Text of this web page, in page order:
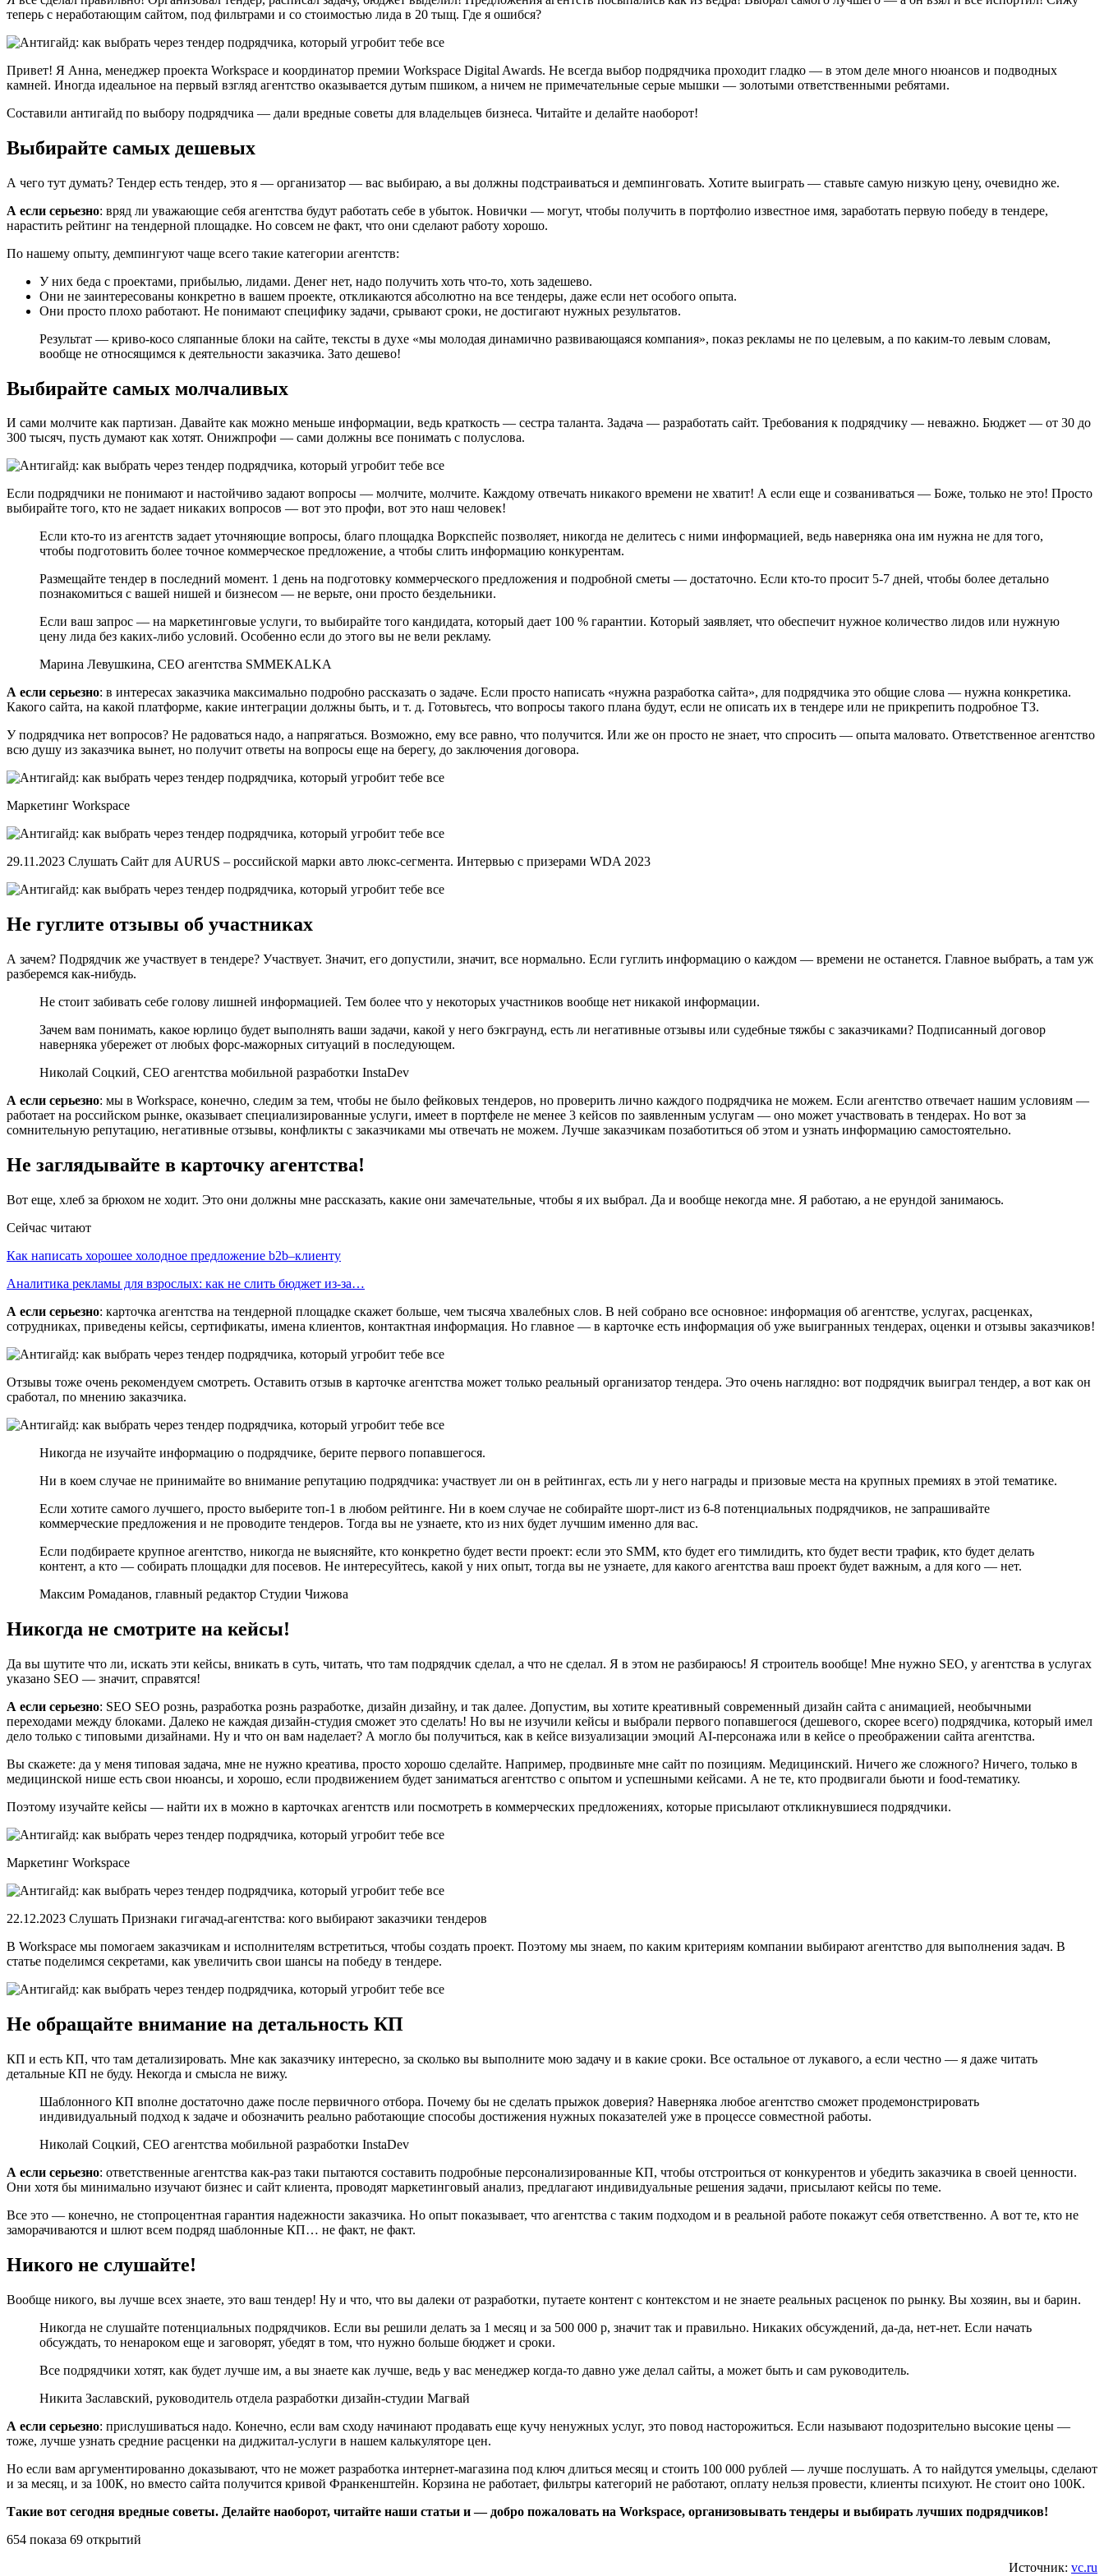
теперь с неработающим сайтом, под фильтрами и со стоимостью лида в 20 тыщ. Где я ошибся?
Привет! Я Анна, менеджер проекта Workspace и координатор премии Workspace Digital Awards. Не всегда выбор подрядчика проходит гладко — в этом деле много нюансов и подводных
камней. Иногда идеальное на первый взгляд агентство оказывается дутым пшиком, а ничем не примечательные серые мышки — золотыми ответственными ребятами.
Составили антигайд по выбору подрядчика — дали вредные советы для владельцев бизнеса. Читайте и делайте наоборот!
Выбирайте самых дешевых
А чего тут думать? Тендер есть тендер, это я — организатор — вас выбираю, а вы должны подстраиваться и демпинговать. Хотите выиграть — ставьте самую низкую цену, очевидно же.
А если серьезно: вряд ли уважающие себя агентства будут работать себе в убыток. Новички — могут, чтобы получить в портфолио известное имя, заработать первую победу в тендере,
нарастить рейтинг на тендерной площадке. Но совсем не факт, что они сделают работу хорошо.
По нашему опыту, демпингуют чаще всего такие категории агентств:
У них беда с проектами, прибылью, лидами. Денег нет, надо получить хоть что-то, хоть задешево.
Они не заинтересованы конкретно в вашем проекте, откликаются абсолютно на все тендеры, даже если нет особого опыта.
Они просто плохо работают. Не понимают специфику задачи, срывают сроки, не достигают нужных результатов.
Результат — криво-косо сляпанные блоки на сайте, тексты в духе «мы молодая динамично развивающаяся компания», показ рекламы не по целевым, а по каким-то левым словам,
вообще не относящимся к деятельности заказчика. Зато дешево!
Выбирайте самых молчаливых
И сами молчите как партизан. Давайте как можно меньше информации, ведь краткость — сестра таланта. Задача — разработать сайт. Требования к подрядчику — неважно. Бюджет — от 30 до
300 тысяч, пусть думают как хотят. Онижпрофи — сами должны все понимать с полуслова.
Если подрядчики не понимают и настойчиво задают вопросы — молчите, молчите. Каждому отвечать никакого времени не хватит! А если еще и созваниваться — Боже, только не это! Просто
выбирайте того, кто не задает никаких вопросов — вот это профи, вот это наш человек!
Если кто-то из агентств задает уточняющие вопросы, благо площадка Воркспейс позволяет, никогда не делитесь с ними информацией, ведь наверняка она им нужна не для того,
чтобы подготовить более точное коммерческое предложение, а чтобы слить информацию конкурентам.
Размещайте тендер в последний момент. 1 день на подготовку коммерческого предложения и подробной сметы — достаточно. Если кто-то просит 5-7 дней, чтобы более детально
познакомиться с вашей нишей и бизнесом — не верьте, они просто бездельники.
Если ваш запрос — на маркетинговые услуги, то выбирайте того кандидата, который дает 100 % гарантии. Который заявляет, что обеспечит нужное количество лидов или нужную
цену лида без каких-либо условий. Особенно если до этого вы не вели рекламу.
Марина Левушкина, CEO агентства SMMEKALKA
А если серьезно: в интересах заказчика максимально подробно рассказать о задаче. Если просто написать «нужна разработка сайта», для подрядчика это общие слова — нужна конкретика.
Какого сайта, на какой платформе, какие интеграции должны быть, и т. д. Готовьтесь, что вопросы такого плана будут, если не описать их в тендере или не прикрепить подробное ТЗ.
У подрядчика нет вопросов? Не радоваться надо, а напрягаться. Возможно, ему все равно, что получится. Или же он просто не знает, что спросить — опыта маловато. Ответственное агентство
всю душу из заказчика вынет, но получит ответы на вопросы еще на берегу, до заключения договора.
Маркетинг Workspace
29.11.2023 Слушать Сайт для AURUS – российской марки авто люкс-сегмента. Интервью с призерами WDA 2023
Не гуглите отзывы об участниках
А зачем? Подрядчик же участвует в тендере? Участвует. Значит, его допустили, значит, все нормально. Если гуглить информацию о каждом — времени не останется. Главное выбрать, а там уж
разберемся как-нибудь.
Не стоит забивать себе голову лишней информацией. Тем более что у некоторых участников вообще нет никакой информации.
Зачем вам понимать, какое юрлицо будет выполнять ваши задачи, какой у него бэкграунд, есть ли негативные отзывы или судебные тяжбы с заказчиками? Подписанный договор
наверняка убережет от любых форс-мажорных ситуаций в последующем.
Николай Соцкий, СЕО агентства мобильной разработки InstaDev
А если серьезно: мы в Workspace, конечно, следим за тем, чтобы не было фейковых тендеров, но проверить лично каждого подрядчика не можем. Если агентство отвечает нашим условиям —
работает на российском рынке, оказывает специализированные услуги, имеет в портфеле не менее 3 кейсов по заявленным услугам — оно может участвовать в тендерах. Но вот за
сомнительную репутацию, негативные отзывы, конфликты с заказчиками мы отвечать не можем. Лучше заказчикам позаботиться об этом и узнать информацию самостоятельно.
Не заглядывайте в карточку агентства!
Вот еще, хлеб за брюхом не ходит. Это они должны мне рассказать, какие они замечательные, чтобы я их выбрал. Да и вообще некогда мне. Я работаю, а не ерундой занимаюсь.
Сейчас читают
Как написать хорошее холодное предложение b2b–клиенту
Аналитика рекламы для взрослых: как не слить бюджет из-за…
А если серьезно: карточка агентства на тендерной площадке скажет больше, чем тысяча хвалебных слов. В ней собрано все основное: информация об агентстве, услугах, расценках,
сотрудниках, приведены кейсы, сертификаты, имена клиентов, контактная информация. Но главное — в карточке есть информация об уже выигранных тендерах, оценки и отзывы заказчиков!
Отзывы тоже очень рекомендуем смотреть. Оставить отзыв в карточке агентства может только реальный организатор тендера. Это очень наглядно: вот подрядчик выиграл тендер, а вот как он
сработал, по мнению заказчика.
Никогда не изучайте информацию о подрядчике, берите первого попавшегося.
Ни в коем случае не принимайте во внимание репутацию подрядчика: участвует ли он в рейтингах, есть ли у него награды и призовые места на крупных премиях в этой тематике.
Если хотите самого лучшего, просто выберите топ-1 в любом рейтинге. Ни в коем случае не собирайте шорт-лист из 6-8 потенциальных подрядчиков, не запрашивайте
коммерческие предложения и не проводите тендеров. Тогда вы не узнаете, кто из них будет лучшим именно для вас.
Если подбираете крупное агентство, никогда не выясняйте, кто конкретно будет вести проект: если это SMM, кто будет его тимлидить, кто будет вести трафик, кто будет делать
контент, а кто — собирать площадки для посевов. Не интересуйтесь, какой у них опыт, тогда вы не узнаете, для какого агентства ваш проект будет важным, а для кого — нет.
Максим Ромаданов, главный редактор Студии Чижова
Никогда не смотрите на кейсы!
Да вы шутите что ли, искать эти кейсы, вникать в суть, читать, что там подрядчик сделал, а что не сделал. Я в этом не разбираюсь! Я строитель вообще! Мне нужно SEO, у агентства в услугах
указано SEO — значит, справятся!
А если серьезно: SEO SEO рознь, разработка рознь разработке, дизайн дизайну, и так далее. Допустим, вы хотите креативный современный дизайн сайта с анимацией, необычными
переходами между блоками. Далеко не каждая дизайн-студия сможет это сделать! Но вы не изучили кейсы и выбрали первого попавшегося (дешевого, скорее всего) подрядчика, который имел
дело только с типовыми дизайнами. Ну и что он вам наделает? А могло бы получиться, как в кейсе визуализации эмоций AI-персонажа или в кейсе о преображении сайта агентства.
Вы скажете: да у меня типовая задача, мне не нужно креатива, просто хорошо сделайте. Например, продвиньте мне сайт по позициям. Медицинский. Ничего же сложного? Ничего, только в
медицинской нише есть свои нюансы, и хорошо, если продвижением будет заниматься агентство с опытом и успешными кейсами. А не те, кто продвигали бьюти и food-тематику.
Поэтому изучайте кейсы — найти их в можно в карточках агентств или посмотреть в коммерческих предложениях, которые присылают откликнувшиеся подрядчики.
Маркетинг Workspace
22.12.2023 Слушать Признаки гигачад-агентства: кого выбирают заказчики тендеров
В Workspace мы помогаем заказчикам и исполнителям встретиться, чтобы создать проект. Поэтому мы знаем, по каким критериям компании выбирают агентство для выполнения задач. В
статье поделимся секретами, как увеличить свои шансы на победу в тендере.
Не обращайте внимание на детальность КП
КП и есть КП, что там детализировать. Мне как заказчику интересно, за сколько вы выполните мою задачу и в какие сроки. Все остальное от лукавого, а если честно — я даже читать
детальные КП не буду. Некогда и смысла не вижу.
Шаблонного КП вполне достаточно даже после первичного отбора. Почему бы не сделать прыжок доверия? Наверняка любое агентство сможет продемонстрировать
индивидуальный подход к задаче и обозначить реально работающие способы достижения нужных показателей уже в процессе совместной работы.
Николай Соцкий, СЕО агентства мобильной разработки InstaDev
А если серьезно: ответственные агентства как-раз таки пытаются составить подробные персонализированные КП, чтобы отстроиться от конкурентов и убедить заказчика в своей ценности.
Они хотя бы минимально изучают бизнес и сайт клиента, проводят маркетинговый анализ, предлагают индивидуальные решения задачи, присылают кейсы по теме.
Все это — конечно, не стопроцентная гарантия надежности заказчика. Но опыт показывает, что агентства с таким подходом и в реальной работе покажут себя ответственно. А вот те, кто не
заморачиваются и шлют всем подряд шаблонные КП… не факт, не факт.
Никого не слушайте!
Вообще никого, вы лучше всех знаете, это ваш тендер! Ну и что, что вы далеки от разработки, путаете контент с контекстом и не знаете реальных расценок по рынку. Вы хозяин, вы и барин.
Никогда не слушайте потенциальных подрядчиков. Если вы решили делать за 1 месяц и за 500 000 р, значит так и правильно. Никаких обсуждений, да-да, нет-нет. Если начать
обсуждать, то ненароком еще и заговорят, убедят в том, что нужно больше бюджет и сроки.
Все подрядчики хотят, как будет лучше им, а вы знаете как лучше, ведь у вас менеджер когда-то давно уже делал сайты, а может быть и сам руководитель.
Никита Заславский, руководитель отдела разработки дизайн-студии Магвай
А если серьезно: прислушиваться надо. Конечно, если вам сходу начинают продавать еще кучу ненужных услуг, это повод насторожиться. Если называют подозрительно высокие цены —
тоже, лучше узнать средние расценки на диджитал-услуги в нашем калькуляторе цен.
Но если вам аргументированно доказывают, что не может разработка интернет-магазина под ключ длиться месяц и стоить 100 000 рублей — лучше послушать. А то найдутся умельцы, сделают
и за месяц, и за 100К, но вместо сайта получится кривой Франкенштейн. Корзина не работает, фильтры категорий не работают, оплату нельзя провести, клиенты психуют. Не стоит оно 100К.
Такие вот сегодня вредные советы. Делайте наоборот, читайте наши статьи и — добро пожаловать на Workspace, организовывать тендеры и выбирать лучших подрядчиков!
654 показа 69 открытий
Источник: vc.ru